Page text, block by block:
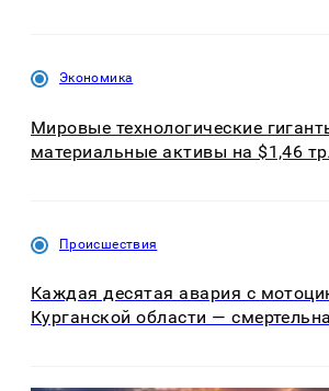
Экономика
Мировые технологические
материальные активы на $1,46
Происшествия
Каждая десятая авария с
Курганской области —